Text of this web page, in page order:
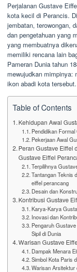
Perjalanan Gustave
kota kecil di Perancis.
jembatan, terowongan,
dan pengetahuan yang
yang membuatnya
memiliki rencana lain
Pameran Dunia tahun
mewujudkan mimpinya:
ikon abadi kota tersebut.
Table of Contents
Kehidupan Awal
Pendidikan
Pekerjaan Awal
Peran Gustave Eiffel
Gustave Eiffel
Terpilihnya
Tantangan Teknis
eiffel perancang
Desain dan
Kontribusi Gustave
Karya-Karya
Inovasi dan
Pengaruh
Sipil di Dunia
Warisan Gustave
Dampak Menara
Simbol Kota Paris
Warisan Arsitektur